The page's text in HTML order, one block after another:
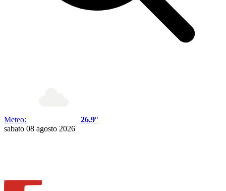
Meteo:
26.9°
sabato 08 agosto 2026